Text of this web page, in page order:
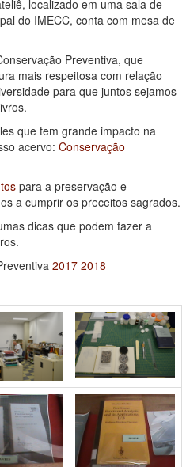
localizado em uma sala de
do IMECC, conta com mesa de
Preventiva, que
mais respeitosa com relação
para que juntos sejamos
que tem grande impacto na
acervo: Conservação
para a preservação e
a cumprir os preceitos sagrados.
dicas que podem fazer a
2017 2018